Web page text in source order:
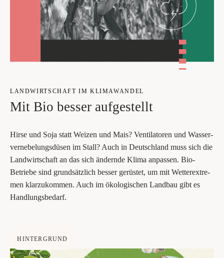
LAND­WIRT­SCHAFT IM KLI­MA­WAN­DEL
Mit Bio bes­ser aufgestellt
Hir­se und Soja statt Wei­zen und Mais? Ven­ti­la­to­ren und Was­ser­
ver­ne­be­lungs­dü­sen im Stall? Auch in Deutsch­land muss sich die
Land­wirt­schaft an das sich ändern­de Kli­ma anpas­sen. Bio-
Betrie­be sind grund­sätz­lich bes­ser gerüs­tet, um mit Wet­ter­ex­tre­
men klar­zu­kom­men. Auch im öko­lo­gi­schen Land­bau gibt es
Handlungsbedarf.
HINTERGRUND